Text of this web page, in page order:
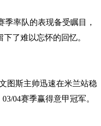
率队的表现备受瞩目，
了难以忘怀的回忆。
图斯主帅迅速在米兰站稳
04赛季赢得意甲冠军。